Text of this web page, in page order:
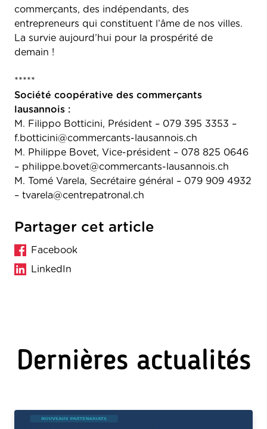
commerçants, des indépendants, des
entrepreneurs qui constituent l’âme de nos villes.
La survie aujourd’hui pour la prospérité de
demain !
*****
Société coopérative des commerçants
lausannois :
M. Filippo Botticini, Président – 079 395 3353 –
f.botticini@commercants-lausannois.ch
M. Philippe Bovet, Vice-président – 078 825 0646
– philippe.bovet@commercants-lausannois.ch
M. Tomé Varela, Secrétaire général – 079 909 4932
– tvarela@centrepatronal.ch
Partager cet article
Facebook
LinkedIn
Dernières actualités